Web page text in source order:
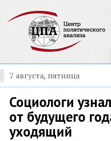
7 августа, пятница
Социологи
от будущего
уходящий